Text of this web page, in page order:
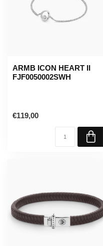
ARMB ICON HEART II
FJF0050002SWH
€119,00